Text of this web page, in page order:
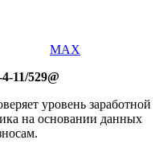
MAX
11/529@
уровень заработной
на основании данных